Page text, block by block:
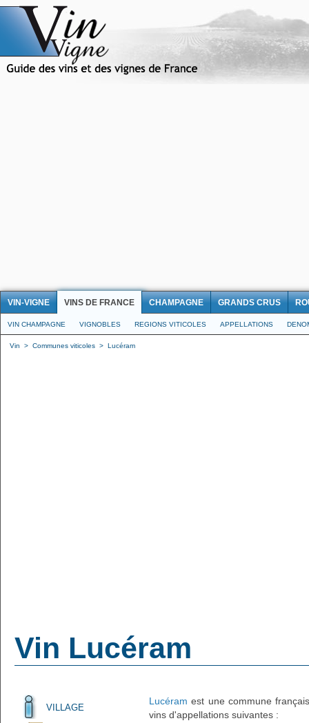
VIN-VIGNE VINS DE FRANCE CHAMPAGNE GRANDS CRUS
VIN CHAMPAGNE VIGNOBLES REGIONS VITICOLES APPELLATIONS
Vin > Communes viticoles > Lucéram
Vin Lucéram
VILLAGE
Lucéram est une commune
vins d'appellations suivantes :